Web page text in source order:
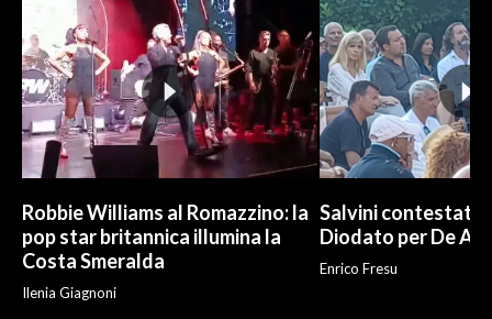
Robbie Williams al Romazzino: la
pop star britannica illumina la
Costa Smeralda
Ilenia Giagnoni
Salvini contestato
Diodato per De
Enrico Fresu